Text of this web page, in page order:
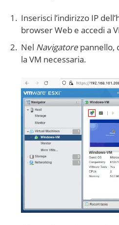
Inserisci l’indirizzo IP
browser Web e accedi a
Nel Navigatore pannello,
la VM necessaria.